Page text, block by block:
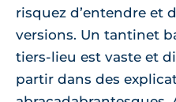
risquez d’entendre et
versions. Un tantinet
tiers-lieu est vaste et
partir dans des